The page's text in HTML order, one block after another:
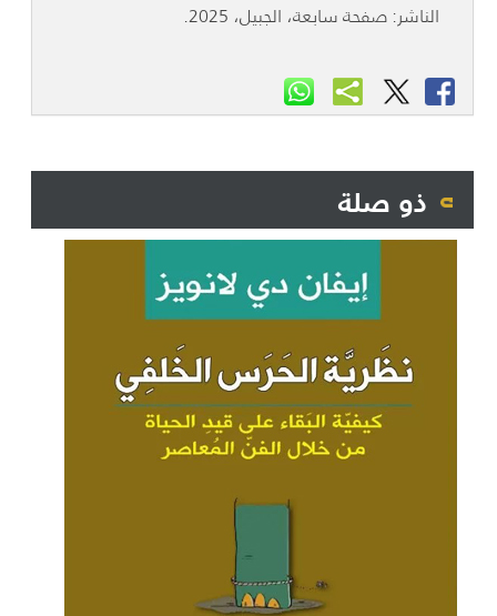
الناشر: صفحة سابعة، الجبيل، 2025.
ذو صلة